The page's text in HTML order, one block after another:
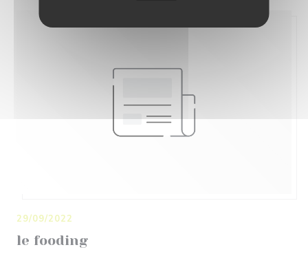
le fooding
29/09/2022